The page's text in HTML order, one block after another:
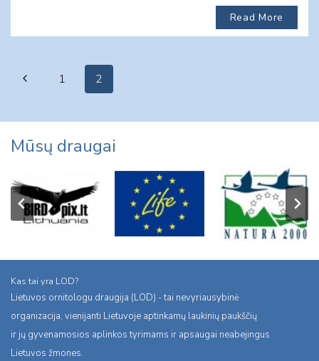
Read More
Page
Previous1 2
Mūsų draugai
Kas tai yra LOD?
Lietuvos ornitologu draugija (LOD) - tai nevyriausybinė
organizacija, vienijanti Lietuvoje aptinkamų laukinių paukščių
ir jų gyvenamosios aplinkos tyrimams ir apsaugai neabejingus
Lietuvos žmones.